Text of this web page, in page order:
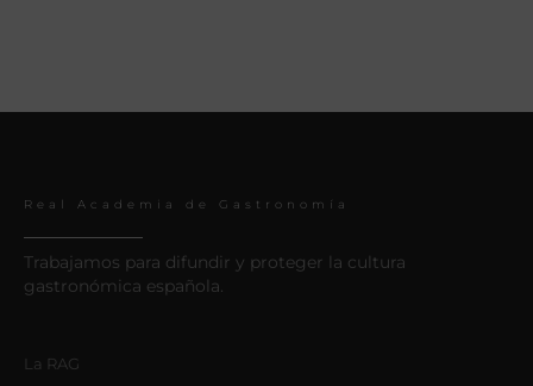
Real Academia de Gastronomía
Trabajamos para difundir y proteger la cultura
gastronómica española.
La RAG